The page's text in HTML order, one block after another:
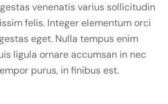
venenatis varius sollicitudin
felis. Integer elementum orci
eget. Nulla tempus enim
ligula ornare accumsan in nec
purus, in finibus est.